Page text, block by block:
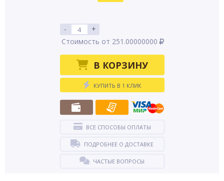
-
+
Стоимость от 251.00000000
В КОРЗИНУ
КУПИТЬ В 1 КЛИК
ВСЕ СПОСОБЫ ОПЛАТЫ
ПОДРОБНЕЕ О ДОСТАВКЕ
ЧАСТЫЕ ВОПРОСЫ